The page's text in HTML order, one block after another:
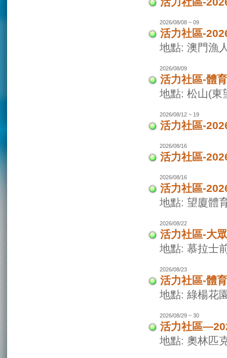
2026/08/08 ~ 09
活力社區-
地點: 澳門漁
2026/08/09
活力社區-體
地點: 松山(東
2026/08/12 ~ 19
活力社區-
2026/08/16
活力社區-
2026/08/16
活力社區-
地點: 望廈體
2026/08/22
活力社區-大
地點: 慕拉士
2026/08/23
活力社區-體
地點: 綠楊花
2026/08/29 ~ 30
活力社區
地點: 奧林匹